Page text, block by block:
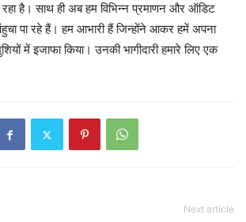
है। साथ ही अब हम विभिन्न प्रमाणन और ऑडिट
पा रहे हैं। हम आभारी हैं जिन्होंने आकर हमें अपना
में इजाफा किया। उनकी भागीदारी हमारे लिए एक
Next article